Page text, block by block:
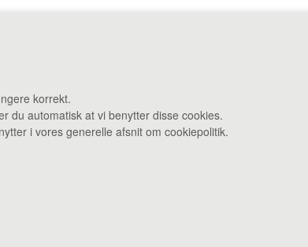
korrekt.
du automatisk at vi benytter disse cookies.
i vores generelle afsnit om cookiepolitik.
Kontor & varelevering 8 - 16 • Smagebaren 14 - 16